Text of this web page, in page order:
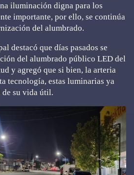
iluminación digna para los
importante, por ello, se continúa
del alumbrado.
destacó que días pasados se
del alumbrado público LED del
y agregó que si bien, la arteria
tecnología, estas luminarias ya
su vida útil.